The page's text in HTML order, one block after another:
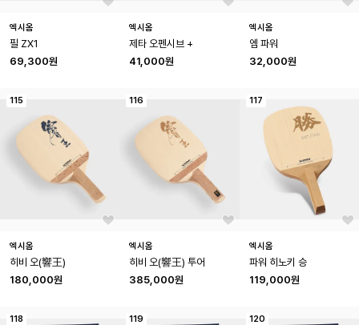
엑시옴
필 ZX1
69,300원
엑시옴
제타 오펜시브 +
41,000원
엑시옴
엠 파워
32,000원
115
엑시옴
히비 오(響王)
180,000원
116
엑시옴
히비 오(響王) 투어
385,000원
117
엑시옴
파워 히노키 승
119,000원
118 119 120